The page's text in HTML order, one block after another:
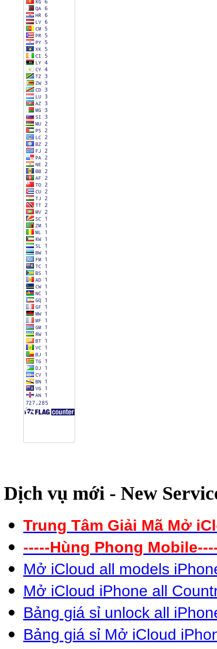
Dịch vụ mới - New
Trung Tâm Giải Mã Mở
-----Hùng Phong
Mở iCloud all models
Mở iCloud iPhone all
Bảng giá sỉ unlock all
Bảng giá sỉ Mở iCloud